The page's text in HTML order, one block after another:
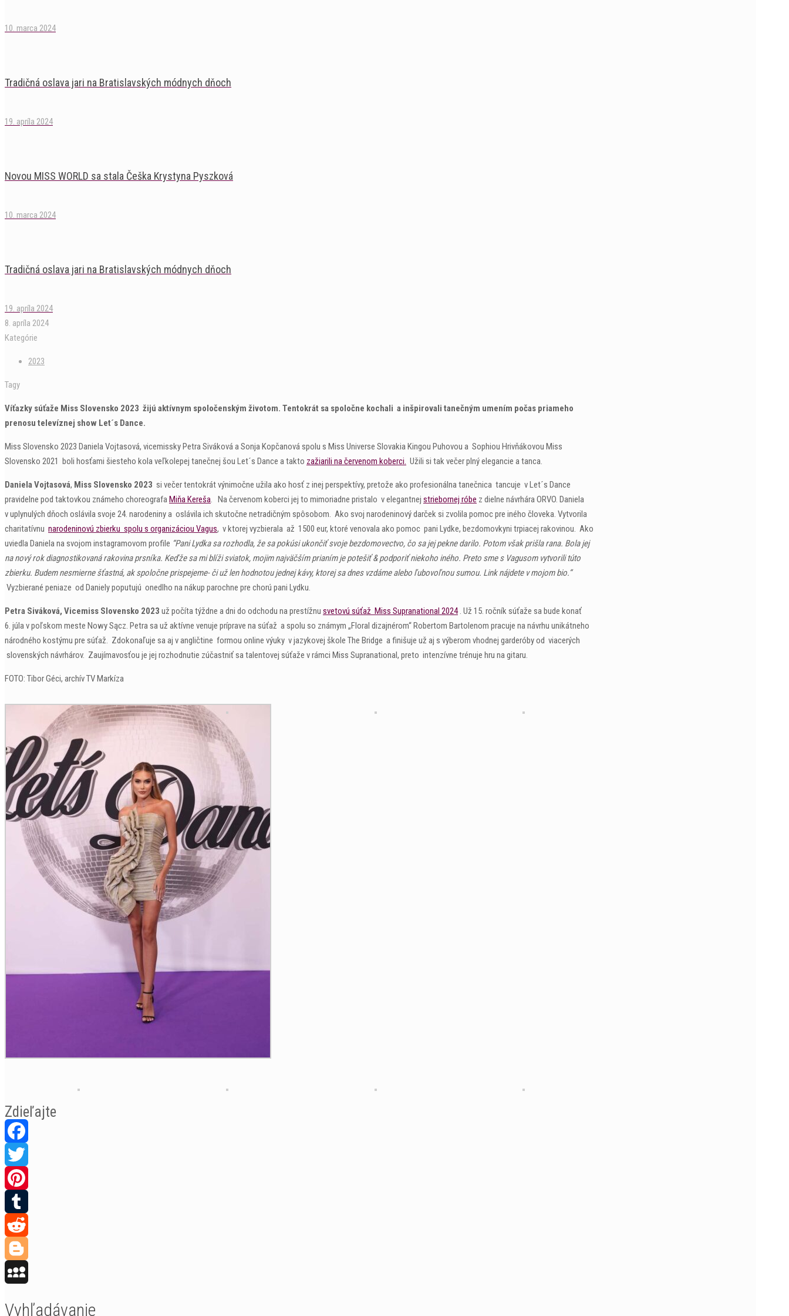
10. marca 2024
Tradičná oslava jari na Bratislavských módnych dňoch
19. apríla 2024
Novou MISS WORLD sa stala Češka Krystyna Pyszková
10. marca 2024
Tradičná oslava jari na Bratislavských módnych dňoch
19. apríla 2024
8. apríla 2024
Kategórie
2023
Tagy
Víťazky súťaže Miss Slovensko 2023 žijú aktívnym spoločenským životom. Tentokrát sa spoločne kochali a inšpirovali tanečným umením počas priameho
prenosu televíznej show Let´s Dance.
Miss Slovensko 2023 Daniela Vojtasová, vicemissky Petra Siváková a Sonja Kopčanová spolu s Miss Universe Slovakia Kingou Puhovou a Sophiou Hrivňákovou Miss
Slovensko 2021 boli hosťami šiesteho kola veľkolepej tanečnej šou Let´s Dance a takto zažiarili na červenom koberci. Užili si tak večer plný elegancie a tanca.
Daniela Vojtasová, Miss Slovensko 2023 si večer tentokrát výnimočne užila ako hosť z inej perspektívy, pretože ako profesionálna tanečnica tancuje v Let´s Dance
pravidelne pod taktovkou známeho choreografaMiňa Kereša. Na červenom koberci jej to mimoriadne pristalo v elegantnej striebornej róbe z dielne návrhára ORVO. Daniela
v uplynulých dňoch oslávila svoje 24. narodeniny a oslávila ich skutočne netradičným spôsobom. Ako svoj narodeninový darček si zvolila pomoc pre iného človeka. Vytvorila
charitatívnu narodeninovú zbierku spolu s organizáciou Vagus, v ktorej vyzbierala až 1500 eur, ktoré venovala ako pomoc pani Lydke, bezdomovkyni trpiacej rakovinou. Ako
uviedla Daniela na svojom instagramovom profile “Pani Lydka sa rozhodla, že sa pokúsi ukončiť svoje bezdomovectvo, čo sa jej pekne darilo. Potom však prišla rana. Bola jej
na nový rok diagnostikovaná rakovina prsníka. Keďže sa mi blíži sviatok, mojim najväčším prianím je potešiť & podporiť niekoho iného. Preto sme s Vagusom vytvorili túto
zbierku. Budem nesmierne šťastná, ak spoločne prispejeme- či už len hodnotou jednej kávy, ktorej sa dnes vzdáme alebo ľubovoľnou sumou. Link nájdete v mojom bio.“
Vyzbierané peniaze od Daniely poputujú onedlho na nákup parochne pre chorú pani Lydku.
Petra Siváková, Vicemiss Slovensko 2023 už počíta týždne a dni do odchodu na prestížnu svetovú súťaž Miss Supranational 2024. Už 15. ročník súťaže sa bude konať
6. júla v poľskom meste Nowy Sącz. Petra sa už aktívne venuje príprave na súťaž a spolu so známym „Floral dizajnérom“ Robertom Bartolenom pracuje na návrhu unikátneho
národného kostýmu pre súťaž. Zdokonaľuje sa aj v angličtine formou online výuky v jazykovej škole The Bridge a finišuje už aj s výberom vhodnej garderóby od viacerých
slovenských návrhárov. Zaujímavosťou je jej rozhodnutie zúčastniť sa talentovej súťaže v rámci Miss Supranational, preto intenzívne trénuje hru na gitaru.
FOTO: Tibor Géci, archív TV Markíza
Zdieľajte
Facebook
Twitter
Pinterest
Tumblr
Reddit
Blogger
Vyhľadávanie